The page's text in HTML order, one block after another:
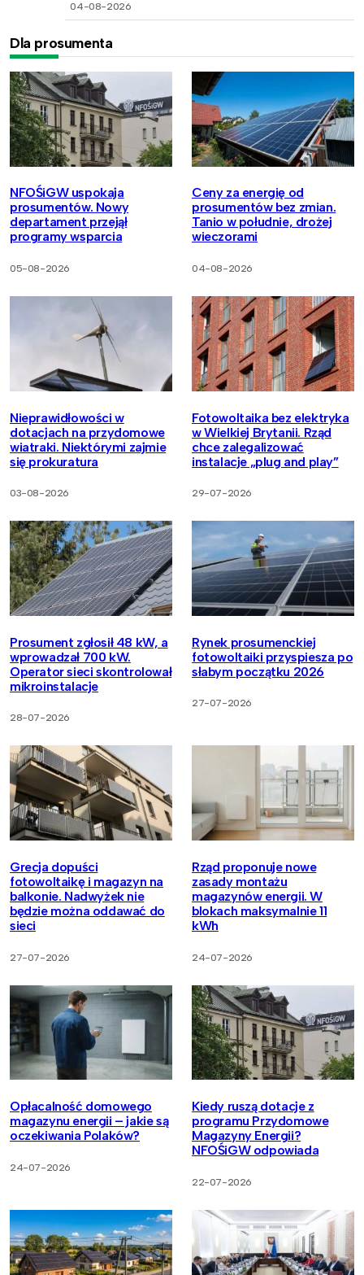
04-08-2026
Dla prosumenta
NFOŚiGW uspokaja
prosumentów. Nowy
departament przejął
programy wsparcia
05-08-2026
Ceny za energię od
prosumentów bez zmian.
Tanio w południe, drożej
wieczorami
04-08-2026
Nieprawidłowości w
dotacjach na przydomowe
wiatraki. Niektórymi zajmie
się prokuratura
03-08-2026
Fotowoltaika bez elektryka
w Wielkiej Brytanii. Rząd
chce zalegalizować
instalacje „plug and play”
29-07-2026
Prosument zgłosił 48 kW, a
wprowadzał 700 kW.
Operator sieci skontrolował
mikroinstalacje
28-07-2026
Rynek prosumenckiej
fotowoltaiki przyspiesza po
słabym początku 2026
27-07-2026
Grecja dopuści
fotowoltaikę i magazyn na
balkonie. Nadwyżek nie
będzie można oddawać do
sieci
27-07-2026
Rząd proponuje nowe
zasady montażu
magazynów energii. W
blokach maksymalnie 11
kWh
24-07-2026
Opłacalność domowego
magazynu energii – jakie są
oczekiwania Polaków?
24-07-2026
Kiedy ruszą dotacje z
programu Przydomowe
Magazyny Energii?
NFOŚiGW odpowiada
22-07-2026